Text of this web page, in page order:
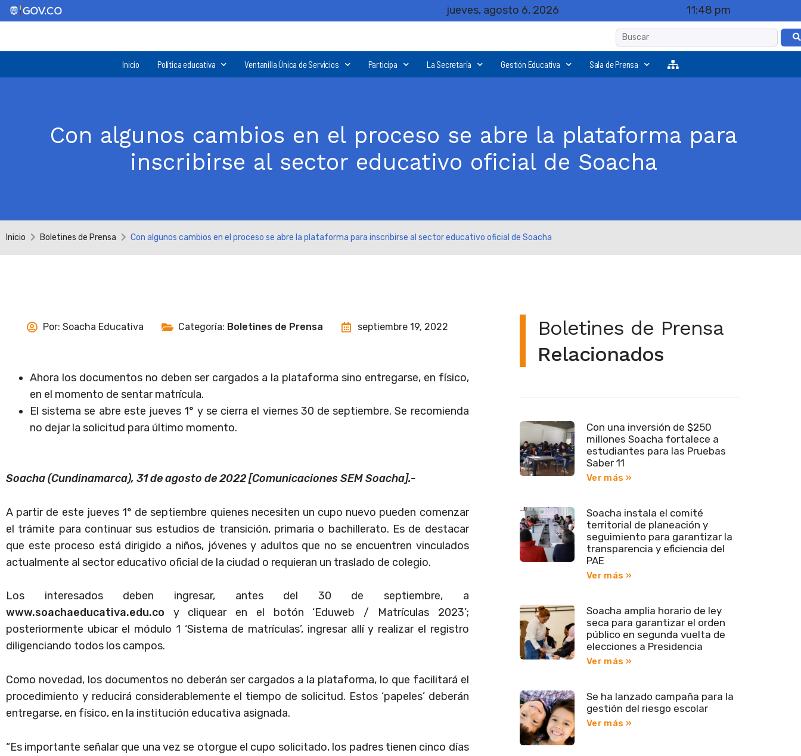
jueves, agosto 6, 2026 11:48 pm
Inicio Política educativa Ventanilla Única de Servicios Participa La Secretaría Gestión Educativa Sala de Prensa
Con algunos cambios en el proceso se abre la plataforma para
inscribirse al sector educativo oficial de Soacha
Inicio Boletines de Prensa Con algunos cambios en el proceso se abre la plataforma para inscribirse al sector educativo oficial de Soacha
Por: Soacha Educativa Categoría: Boletines de Prensa septiembre 19, 2022
Ahora los documentos no deben ser cargados a la plataforma sino entregarse, en físico,
en el momento de sentar matrícula.
El sistema se abre este jueves 1° y se cierra el viernes 30 de septiembre. Se recomienda
no dejar la solicitud para último momento.
Soacha (Cundinamarca), 31 de agosto de 2022 [Comunicaciones SEM Soacha].-
A partir de este jueves 1° de septiembre quienes necesiten un cupo nuevo pueden comenzar
el trámite para continuar sus estudios de transición, primaria o bachillerato. Es de destacar
que este proceso está dirigido a niños, jóvenes y adultos que no se encuentren vinculados
actualmente al sector educativo oficial de la ciudad o requieran un traslado de colegio.
Los interesados deben ingresar, antes del 30 de septiembre, a
www.soachaeducativa.edu.co y cliquear en el botón ‘Eduweb / Matrículas 2023’;
posteriormente ubicar el módulo 1 ‘Sistema de matrículas’, ingresar allí y realizar el registro
diligenciando todos los campos.
Como novedad, los documentos no deberán ser cargados a la plataforma, lo que facilitará el
procedimiento y reducirá considerablemente el tiempo de solicitud. Estos ‘papeles’ deberán
entregarse, en físico, en la institución educativa asignada.
“Es importante señalar que una vez se otorgue el cupo solicitado, los padres tienen cinco días
Boletines de Prensa
Relacionados
Con una inversión de $250
millones Soacha fortalece a
estudiantes para las Pruebas
Saber 11
Ver más »
Soacha instala el comité
territorial de planeación y
seguimiento para garantizar la
transparencia y eficiencia del
PAE
Ver más »
Soacha amplia horario de ley
seca para garantizar el orden
público en segunda vuelta de
elecciones a Presidencia
Ver más »
Se ha lanzado campaña para la
gestión del riesgo escolar
Ver más »